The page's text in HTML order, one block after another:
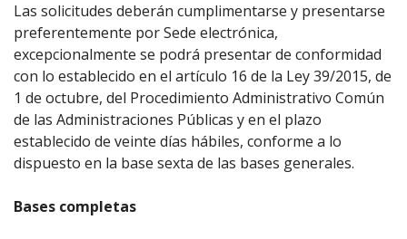
Las solicitudes deberán cumplimentarse y presentarse
preferentemente por Sede electrónica,
excepcionalmente se podrá presentar de conformidad
con lo establecido en el artículo 16 de la Ley 39/2015, de
1 de octubre, del Procedimiento Administrativo Común
de las Administraciones Públicas y en el plazo
establecido de veinte días hábiles, conforme a lo
dispuesto en la base sexta de las bases generales.
Bases completas